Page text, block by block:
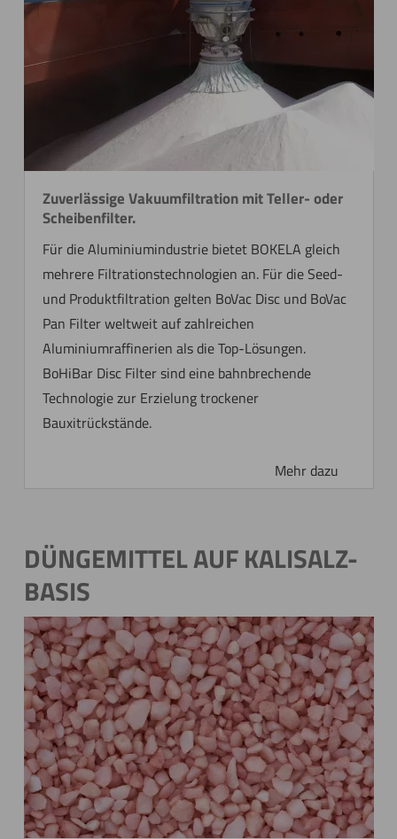
Zuverlässige Vakuumfiltration mit Teller- oder
Scheibenfilter.
Für die Aluminiumindustrie bietet BOKELA gleich
mehrere Filtrationstechnologien an. Für die Seed-
und Produktfiltration gelten BoVac Disc und BoVac
Pan Filter weltweit auf zahlreichen
Aluminiumraffinerien als die Top-Lösungen.
BoHiBar Disc Filter sind eine bahnbrechende
Technologie zur Erzielung trockener
Bauxitrückstände.
DÜNGEMITTEL AUF KALISALZ-
BASIS